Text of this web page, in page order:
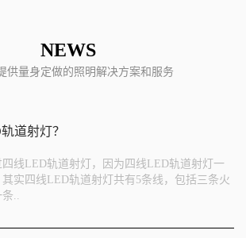
NEWS
供量身定做的照明解决方案和服务
道射灯？
线LED轨道射灯，因为四线LED轨道射灯一
实四线LED轨道射灯共有5条线，包括三条火
..